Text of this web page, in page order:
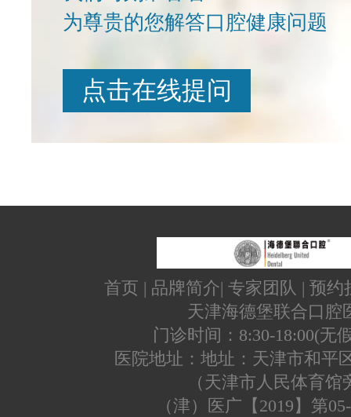
为尊贵的您解答口腔健康问题
点击在线提问
首页 | 品牌简介| 专家团队 | 预约
天津海德堡联合口腔
门诊时间：8:30-18:00(无
医院地址：地址：天津市和平
（天津市人民体育馆
（津）医广【2019】第